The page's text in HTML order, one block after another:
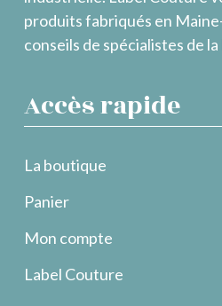
produits fabriqués en
conseils de spécialistes de
Accès rapide
La boutique
Panier
Mon compte
Label Couture